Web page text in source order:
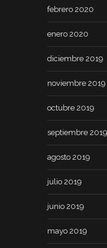
febrero 2020
enero 2020
diciembre 2019
noviembre 2019
octubre 2019
septiembre 2019
agosto 2019
julio 2019
junio 2019
mayo 2019